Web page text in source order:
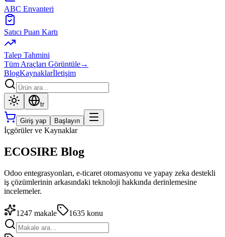
ABC Envanteri
Satıcı Puan Kartı
Talep Tahmini
Tüm Araçları Görüntüle→
BlogKaynaklarİletişim
tr
Giriş yap Başlayın
İçgörüler ve Kaynaklar
ECOSIRE Blog
Odoo entegrasyonları, e-ticaret otomasyonu ve yapay zeka destekli
iş çözümlerinin arkasındaki teknoloji hakkında derinlemesine
incelemeler.
1247 makale 1635 konu